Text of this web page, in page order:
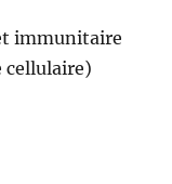
immunitaire